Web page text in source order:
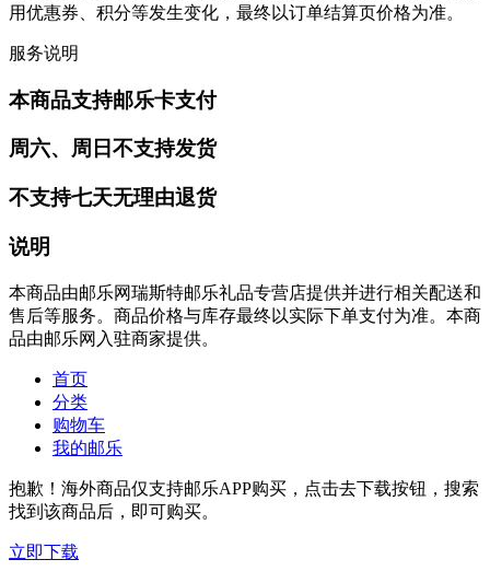
用优惠券、积分等发生变化，最终以订单结算页价格为准。
服务说明
本商品支持邮乐卡支付
周六、周日不支持发货
不支持七天无理由退货
说明
本商品由邮乐网瑞斯特邮乐礼品专营店提供并进行相关配送和
售后等服务。商品价格与库存最终以实际下单支付为准。本商
品由邮乐网入驻商家提供。
首页
分类
购物车
我的邮乐
抱歉！海外商品仅支持邮乐APP购买，点击去下载按钮，搜索
找到该商品后，即可购买。
立即下载